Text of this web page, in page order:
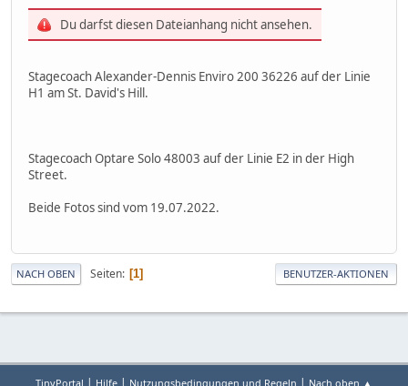
Du darfst diesen Dateianhang nicht ansehen.
Stagecoach Alexander-Dennis Enviro 200 36226 auf der Linie
H1 am St. David's Hill.
Stagecoach Optare Solo 48003 auf der Linie E2 in der High
Street.
Beide Fotos sind vom 19.07.2022.
NACH OBEN Seiten 1 BENUTZER-AKTIONEN
TinyPortal | Hilfe | Nutzungsbedingungen und Regeln | Nach oben ▲